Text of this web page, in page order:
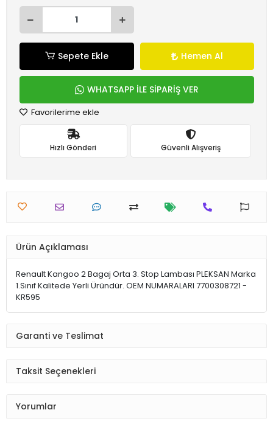
Sepete Ekle Hemen Al
WHATSAPP İLE SİPARİŞ VER
Favorilerime ekle
Hızlı Gönderi Güvenli Alışveriş
Ürün Açıklaması
Renault Kangoo 2 Bagaj Orta 3. Stop Lambası PLEKSAN Marka
1.Sınıf Kalitede Yerli Üründür. OEM NUMARALARI 7700308721 -
KR595
Garanti ve Teslimat
Taksit Seçenekleri
Yorumlar